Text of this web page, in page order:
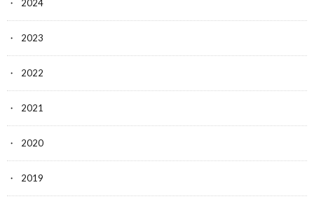
2024
2023
2022
2021
2020
2019